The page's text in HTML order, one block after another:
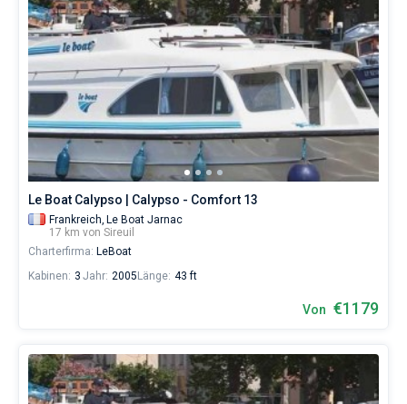
Le Boat Calypso | Calypso - Comfort 13
Frankreich, Le Boat Jarnac
17 km von Sireuil
Charterfirma: LeBoat
Kabinen: 3 Jahr: 2005 Länge: 43 ft
Von €1179